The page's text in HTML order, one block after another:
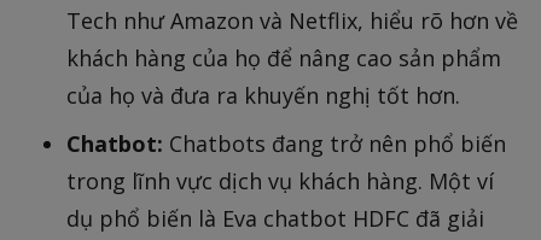
Tech như Amazon và Netflix, hiểu rõ hơn về
khách hàng của họ để nâng cao sản phẩm
của họ và đưa ra khuyến nghị tốt hơn.
Chatbot: Chatbots đang trở nên phổ biến
trong lĩnh vực dịch vụ khách hàng. Một ví
dụ phổ biến là Eva chatbot HDFC đã giải